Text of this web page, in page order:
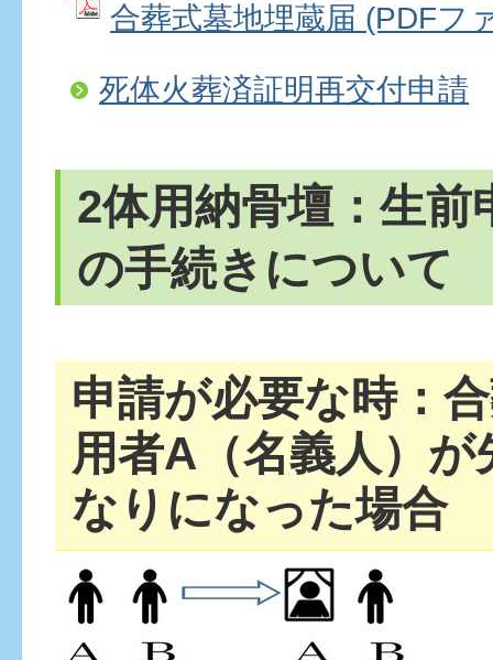
合葬式墓地埋蔵届 (PDFフ
死体火葬済証明再交付申請
2体用納骨壇：生前
の手続きについて
申請が必要な時：
用者A（名義人）が
なりになった場合